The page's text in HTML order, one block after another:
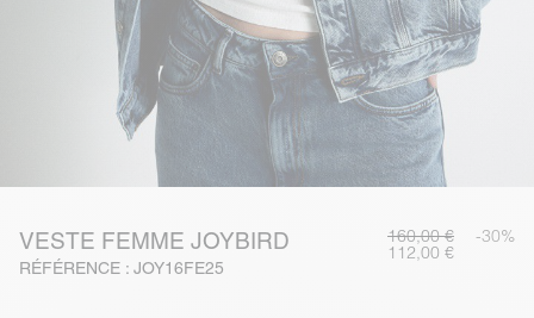
VESTE FEMME JOYBIRD
RÉFÉRENCE : JOY16FE25
160,00 € -30%
112,00 €